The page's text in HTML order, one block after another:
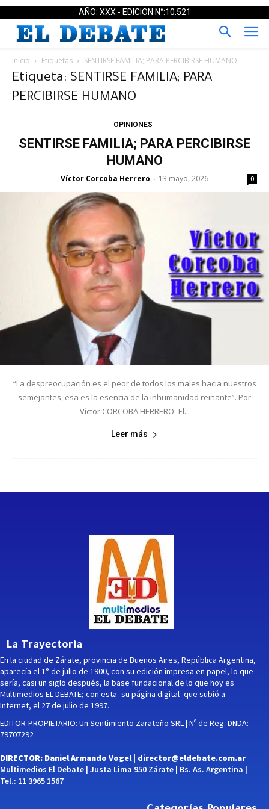
AÑO: XXX - EDICION N°:10.521
Inicio Etiquetas SENTIRSE FAMILIA; PARA PERCIBIRSE HUMANO
Etiqueta: SENTIRSE FAMILIA; PARA
PERCIBIRSE HUMANO
OPINIONES
SENTIRSE FAMILIA; PARA PERCIBIRSE
HUMANO
Víctor Corcoba Herrero - 13 mayo, 2026 0
“La despreocupación es el peor de todos los males hacia nuestros
semejantes, esa es la esencia de la inhumanidad reinante”. Por
Víctor CORCOBA HERRERO -El...
Leer más
La Trayectoria
En la ciudad de Zárate, provincia de Buenos Aires, República Argentina,
aparecía el 1° de julio de 1900, con su edición impresa en papel, lo que
sería, casi un siglo después, la base fundacional de lo que hoy es
Multimedios EL DEBATE; con esta -su página digital- que subió a
Internet, el 27 de julio de 1997.
EDITOR-PROPIETARIO: Un Sentimiento Zarateño SRL | Nº de Reg. DNDA:
79707292
DIRECTOR: Daniel Armando Vogel | director@eldebate.com.ar
Multimedios El Debate | Justa Lima 950 Zárate | Bs. As. Argentina |
Tel.: 11 3965 1567